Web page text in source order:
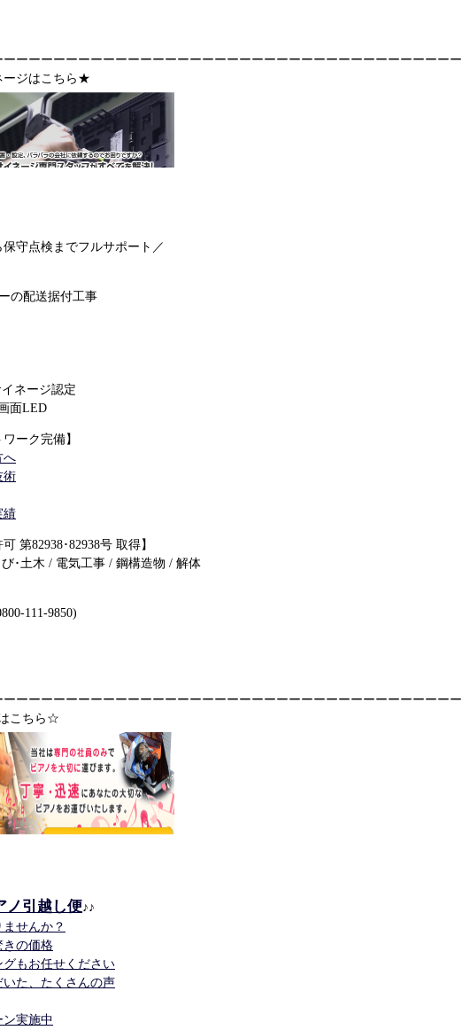
ーーーーーーーーーーーーーーーーーーーーーーーーーーーーーーーーーーーー
ジはこちら★
守点検までフルサポート／
の配送据付工事
ネージ認定
面LED
ーク完備】
へ
術
績
第82938･82938号 取得】
･土木 / 電気工事 / 鋼構造物 / 解体
111-9850)
ーーーーーーーーーーーーーーーーーーーーーーーーーーーーーーーーーーーー
こちら☆
ノ引越し便♪♪
せんか？
きの価格
もお任せください
た、たくさんの声
ン実施中